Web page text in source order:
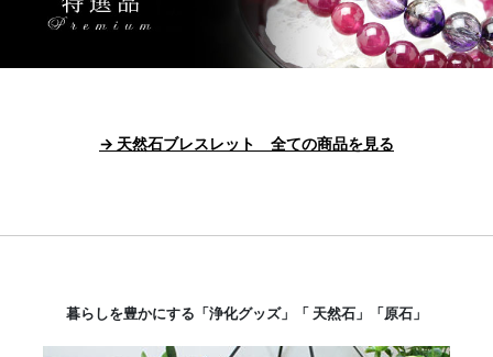
→ 天然石ブレスレット 全ての商品を見る
暮らしを豊かにする「浄化グッズ」「 天然石」「原石」